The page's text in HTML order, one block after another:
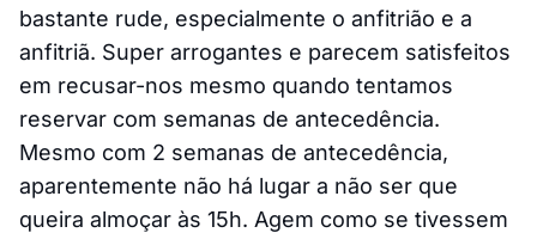
bastante rude, especialmente o anfitrião e a
anfitriã. Super arrogantes e parecem satisfeitos
em recusar-nos mesmo quando tentamos
reservar com semanas de antecedência.
Mesmo com 2 semanas de antecedência,
aparentemente não há lugar a não ser que
queira almoçar às 15h. Agem como se tivessem